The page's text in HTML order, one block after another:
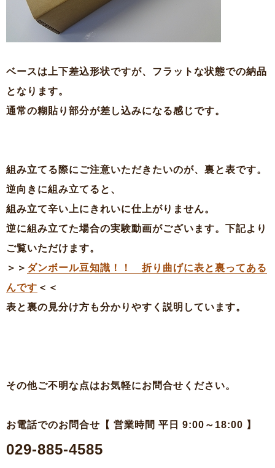
ベースは上下差込形状ですが、フラットな状態での納品
となります。
通常の糊貼り部分が差し込みになる感じです。
組み立てる際にご注意いただきたいのが、裏と表です。
逆向きに組み立てると、
組み立て辛い上にきれいに仕上がりません。
逆に組み立てた場合の実験動画がございます。下記より
ご覧いただけます。
＞＞ ダンボール豆知識！！ 折り曲げに表と裏ってある
んです ＜＜
表と裏の見分け方も分かりやすく説明しています。
その他ご不明な点はお気軽にお問合せください。
お電話でのお問合せ【 営業時間 平日 9:00～18:00 】
029-885-4585